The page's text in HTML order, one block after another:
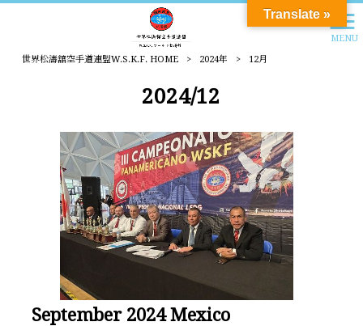
MENU
世界松濤舘空手道連盟W.S.K.F. HOME
> 2024年 > 12月
2024/12
September 2024 Mexico
Translate »